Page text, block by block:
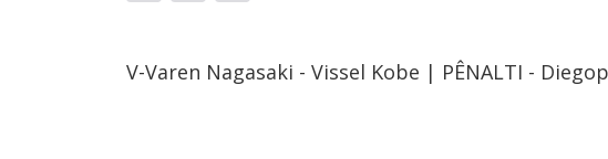
V-Varen Nagasaki - Vissel Kobe | PÊNALTI -